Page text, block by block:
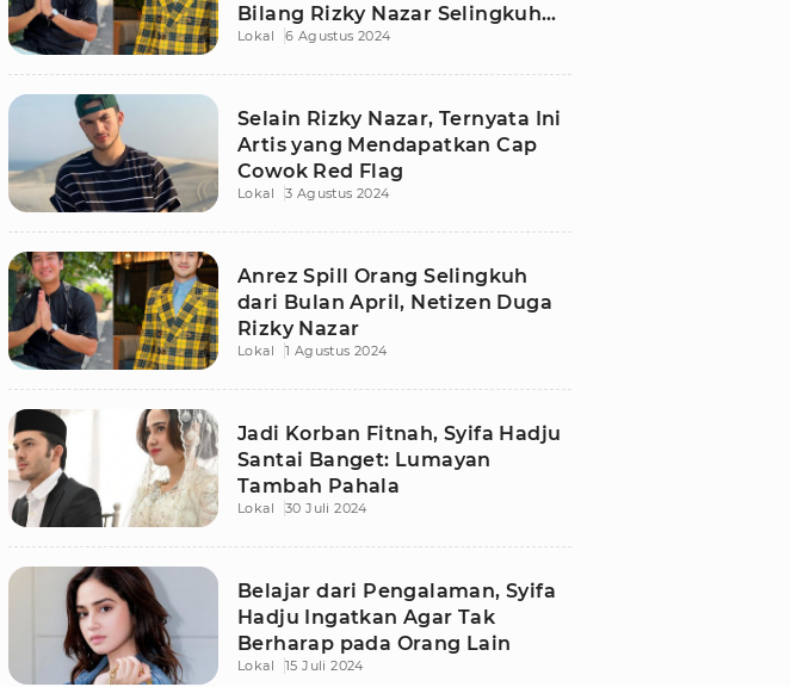
Bilang Rizky Nazar Selingkuh
Sejak April
Lokal 6 Agustus 2024
Selain Rizky Nazar, Ternyata Ini
Artis yang Mendapatkan Cap
Cowok Red Flag
Lokal 3 Agustus 2024
Anrez Spill Orang Selingkuh
dari Bulan April, Netizen Duga
Rizky Nazar
Lokal 1 Agustus 2024
Jadi Korban Fitnah, Syifa Hadju
Santai Banget: Lumayan
Tambah Pahala
Lokal 30 Juli 2024
Belajar dari Pengalaman, Syifa
Hadju Ingatkan Agar Tak
Berharap pada Orang Lain
Lokal 15 Juli 2024